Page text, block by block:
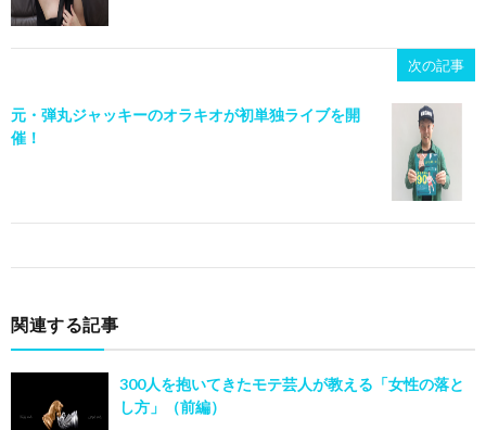
次の記事
元・弾丸ジャッキーのオラキオが初単独ライブを開
催！
関連する記事
300人を抱いてきたモテ芸人が教える「女性の落と
し方」（前編）